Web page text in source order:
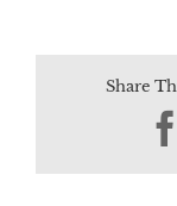
Share